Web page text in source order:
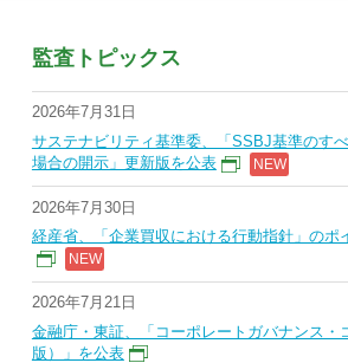
監査トピックス
2026年7月31日
サステナビリティ基準委、「SSBJ基準のす
場合の開示」更新版を公表
2026年7月30日
経産省、「企業買収における行動指針」のポ
2026年7月21日
金融庁・東証、「コーポレートガバナンス・
版）」を公表